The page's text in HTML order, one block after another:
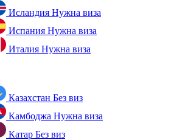
Исландия Нужна виза
Испания Нужна виза
Италия Нужна виза
Казахстан Без виз
Камбоджа Нужна виза
Катар Без виз